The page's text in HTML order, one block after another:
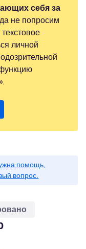
себя за
не попросим
личной
помощь,
вопрос.